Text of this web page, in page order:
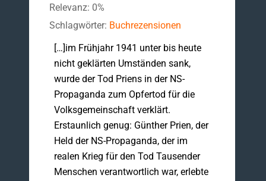
Relevanz: 0%
Schlagwörter: Buchrezensionen
[…]im Frühjahr 1941 unter bis heute
nicht geklärten Umständen sank,
wurde der Tod Priens in der NS-
Propaganda zum Opfertod für die
Volksgemeinschaft verklärt.
Erstaunlich genug: Günther Prien, der
Held der NS-Propaganda, der im
realen Krieg für den Tod Tausender
Menschen verantwortlich war, erlebte